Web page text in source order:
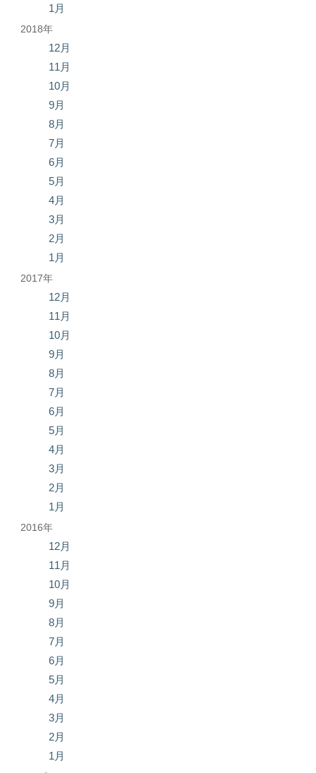
1月
2018年
12月
11月
10月
9月
8月
7月
6月
5月
4月
3月
2月
1月
2017年
12月
11月
10月
9月
8月
7月
6月
5月
4月
3月
2月
1月
2016年
12月
11月
10月
9月
8月
7月
6月
5月
4月
3月
2月
1月